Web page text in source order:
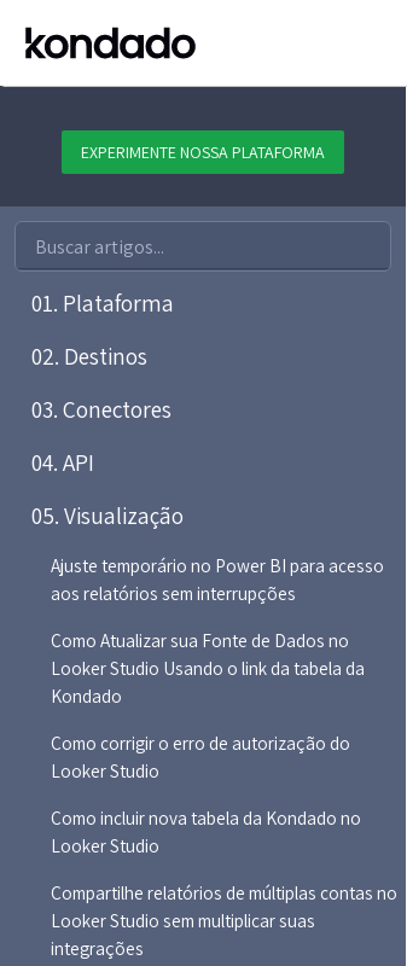
EXPERIMENTE NOSSA PLATAFORMA
01. Plataforma
02. Destinos
03. Conectores
04. API
05. Visualização
Ajuste temporário no Power BI para acesso
aos relatórios sem interrupções
Como Atualizar sua Fonte de Dados no
Looker Studio Usando o link da tabela da
Kondado
Como corrigir o erro de autorização do
Looker Studio
Como incluir nova tabela da Kondado no
Looker Studio
Compartilhe relatórios de múltiplas contas no
Looker Studio sem multiplicar suas
integrações